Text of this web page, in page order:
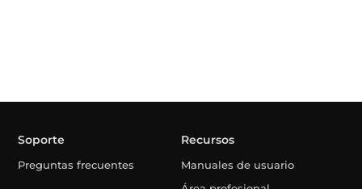
Soporte
Preguntas frecuentes
Recursos
Manuales de usuario